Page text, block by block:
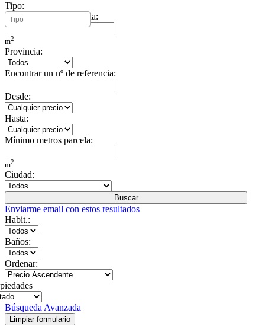
Tipo:
Mínimo metros vivienda:
m2
Provincia:
Encontrar un nº de referencia:
Desde:
Hasta:
Mínimo metros parcela:
m2
Ciudad:
Buscar
Enviarme email con estos resultados
Habit.:
Baños:
Ordenar:
Búsqueda Avanzada
Limpiar formulario